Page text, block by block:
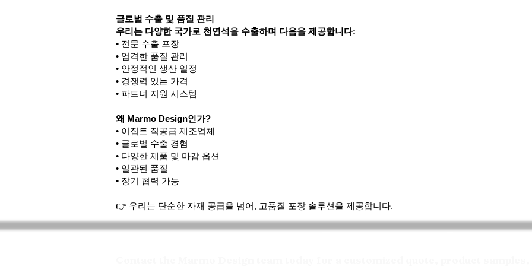
글로벌 수출 및 품질 관리
우리는 다양한 국가로 천연석을 수출하며 다음을 제공합니다:
• 전문 수출 포장
• 엄격한 품질 관리
• 안정적인 생산 일정
• 경쟁력 있는 가격
• 파트너 지원 시스템
왜 Marmo Design인가?
• 이집트 직공급 제조업체
• 글로벌 수출 경험
• 다양한 제품 및 마감 옵션
• 일관된 품질
• 장기 협력 가능
👉 우리는 단순한 자재 공급을 넘어, 고품질 포장 솔루션을 제공합니다.